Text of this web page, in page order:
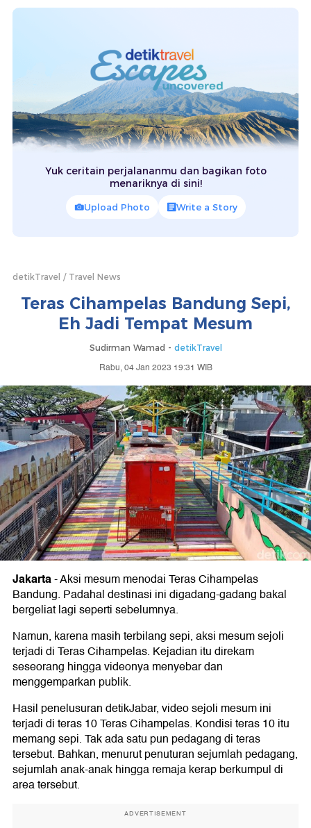
Yuk ceritain perjalananmu dan bagikan foto
menariknya di sini!
Upload Photo Write a Story
detikTravel Travel News
Teras Cihampelas Bandung Sepi,
Eh Jadi Tempat Mesum
Sudirman Wamad - detikTravel
Rabu, 04 Jan 2023 19:31 WIB
Jakarta-Aksi mesum menodai Teras Cihampelas
Bandung. Padahal destinasi ini digadang-gadang bakal
bergeliat lagi seperti sebelumnya.
Namun, karena masih terbilang sepi, aksi mesum sejoli
terjadi di Teras Cihampelas. Kejadian itu direkam
seseorang hingga videonya menyebar dan
menggemparkan publik.
Hasil penelusuran detikJabar, video sejoli mesum ini
terjadi di teras 10 Teras Cihampelas. Kondisi teras 10 itu
memang sepi. Tak ada satu pun pedagang di teras
tersebut. Bahkan, menurut penuturan sejumlah pedagang,
sejumlah anak-anak hingga remaja kerap berkumpul di
area tersebut.
ADVERTISEMENT